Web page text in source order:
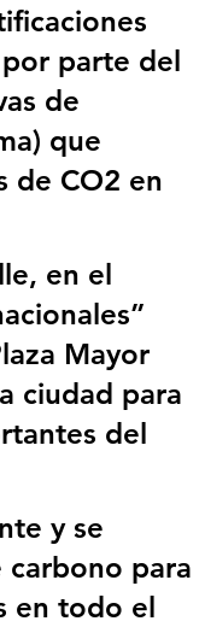
parte del
de
que
de CO2 en
en el
Mayor
ciudad para
del
y se
para
en todo el